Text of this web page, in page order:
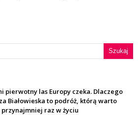
pierwotny las Europy czeka. Dlaczego
Białowieska to podróż, którą warto
przynajmniej raz w życiu